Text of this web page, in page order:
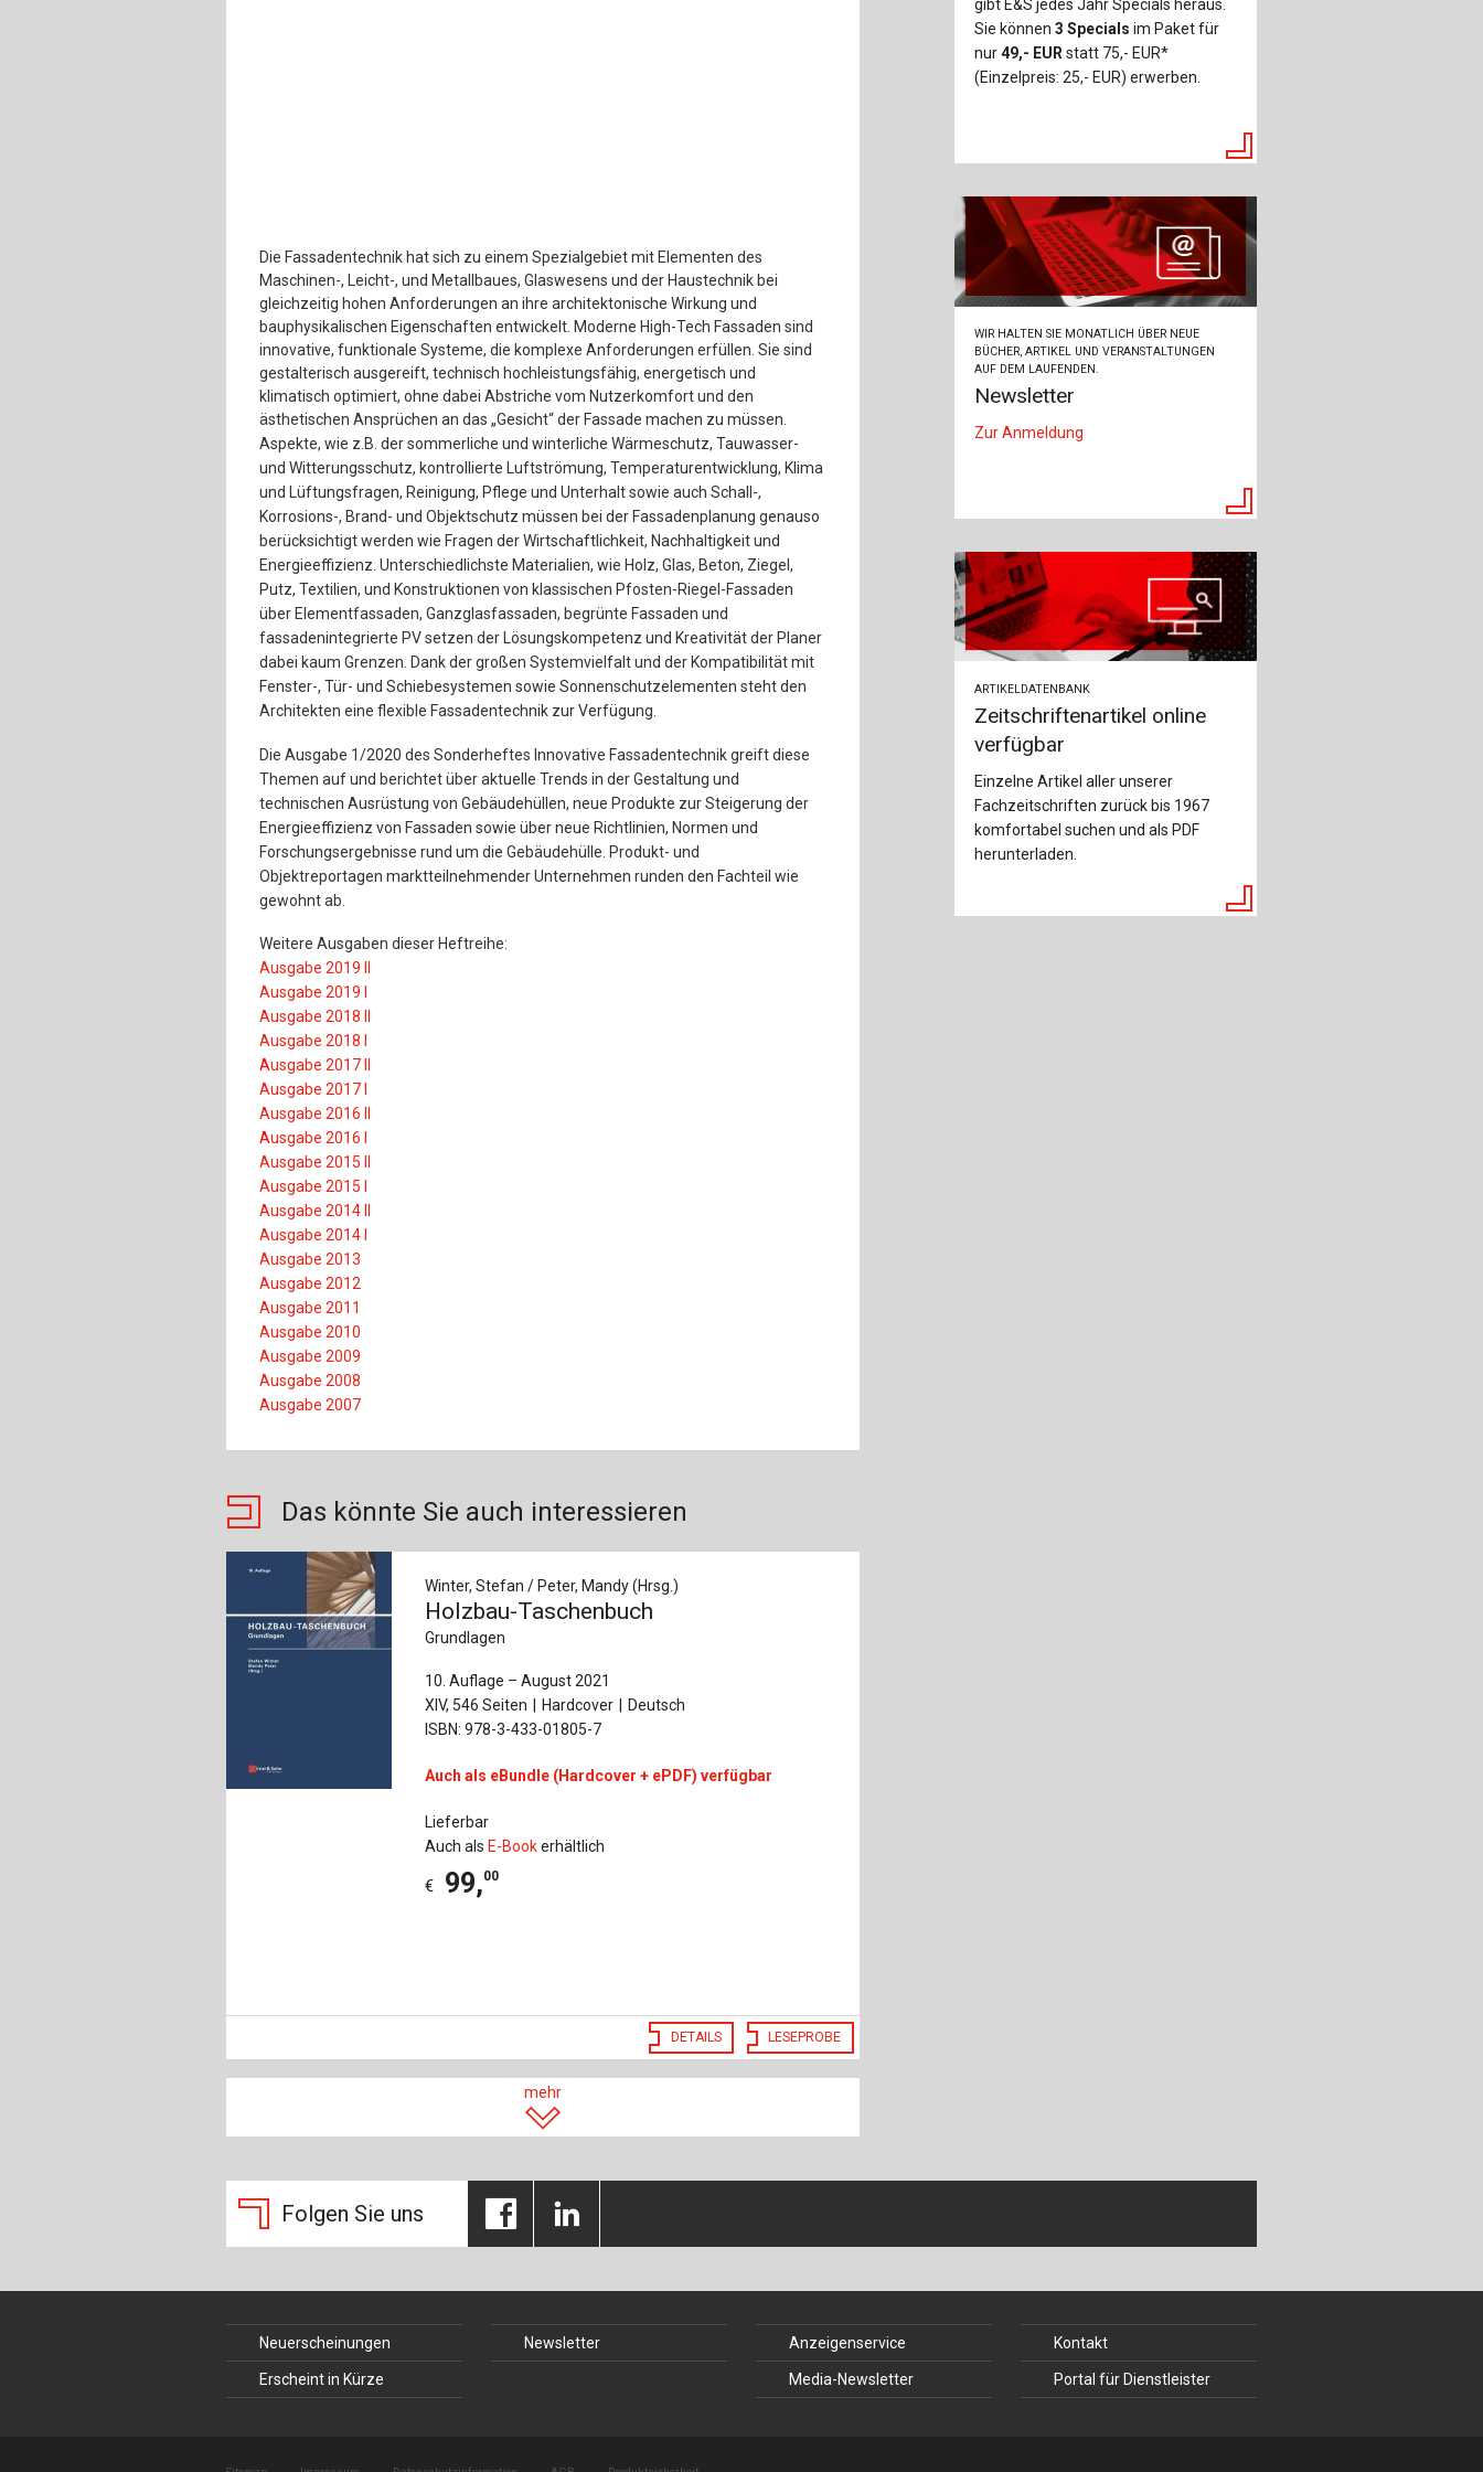
Die Fassadentechnik hat sich zu einem Spezialgebiet mit Elementen des
Maschinen-, Leicht-, und Metallbaues, Glaswesens und der Haustechnik bei
gleichzeitig hohen Anforderungen an ihre architektonische Wirkung und
bauphysikalischen Eigenschaften entwickelt. Moderne High-Tech Fassaden sind
innovative, funktionale Systeme, die komplexe Anforderungen erfüllen. Sie sind
gestalterisch ausgereift, technisch hochleistungsfähig, energetisch und
klimatisch optimiert, ohne dabei Abstriche vom Nutzerkomfort und den
ästhetischen Ansprüchen an das „Gesicht“ der Fassade machen zu müssen.
Aspekte, wie z.B. der sommerliche und winterliche Wärmeschutz, Tauwasser-
und Witterungsschutz, kontrollierte Luftströmung, Temperaturentwicklung, Klima
und Lüftungsfragen, Reinigung, Pflege und Unterhalt sowie auch Schall-,
Korrosions-, Brand- und Objektschutz müssen bei der Fassadenplanung genauso
berücksichtigt werden wie Fragen der Wirtschaftlichkeit, Nachhaltigkeit und
Energieeffizienz. Unterschiedlichste Materialien, wie Holz, Glas, Beton, Ziegel,
Putz, Textilien, und Konstruktionen von klassischen Pfosten-Riegel-Fassaden
über Elementfassaden, Ganzglasfassaden, begrünte Fassaden und
fassadenintegrierte PV setzen der Lösungskompetenz und Kreativität der Planer
dabei kaum Grenzen. Dank der großen Systemvielfalt und der Kompatibilität mit
Fenster-, Tür- und Schiebesystemen sowie Sonnenschutzelementen steht den
Architekten eine flexible Fassadentechnik zur Verfügung.
Die Ausgabe 1/2020 des Sonderheftes Innovative Fassadentechnik greift diese
Themen auf und berichtet über aktuelle Trends in der Gestaltung und
technischen Ausrüstung von Gebäudehüllen, neue Produkte zur Steigerung der
Energieeffizienz von Fassaden sowie über neue Richtlinien, Normen und
Forschungsergebnisse rund um die Gebäudehülle. Produkt- und
Objektreportagen marktteilnehmender Unternehmen runden den Fachteil wie
gewohnt ab.
Weitere Ausgaben dieser Heftreihe:
Ausgabe 2019 II
Ausgabe 2019 I
Ausgabe 2018 II
Ausgabe 2018 I
Ausgabe 2017 II
Ausgabe 2017 I
Ausgabe 2016 II
Ausgabe 2016 I
Ausgabe 2015 II
Ausgabe 2015 I
Ausgabe 2014 II
Ausgabe 2014 I
Ausgabe 2013
Ausgabe 2012
Ausgabe 2011
Ausgabe 2010
Ausgabe 2009
Ausgabe 2008
Ausgabe 2007
Das könnte Sie auch interessieren
Winter, Stefan / Peter, Mandy (Hrsg.)
Holzbau-Taschenbuch
Grundlagen
10. Auflage – August 2021
XIV, 546 Seiten
Hardcover
Deutsch
ISBN: 978-3-433-01805-7
Auch als eBundle (Hardcover + ePDF) verfügbar
Lieferbar
Auch als E-Bookerhältlich
€ 99,00
DETAILS LESEPROBE
mehr
gibt E&S jedes Jahr Specials heraus.
Sie können 3 Specials im Paket für
nur49,- EURstatt 75,- EUR*
(Einzelpreis: 25,- EUR) erwerben.
WIR HALTEN SIE MONATLICH ÜBER NEUE
BÜCHER, ARTIKEL UND VERANSTALTUNGEN
AUF DEM LAUFENDEN.
Newsletter
Zur Anmeldung
ARTIKELDATENBANK
Zeitschriftenartikel online
verfügbar
Einzelne Artikel aller unserer
Fachzeitschriften zurück bis 1967
komfortabel suchen und als PDF
herunterladen.
Folgen Sie uns
Neuerscheinungen
Erscheint in Kürze
Newsletter Anzeigenservice
Media-Newsletter
Kontakt
Portal für Dienstleister